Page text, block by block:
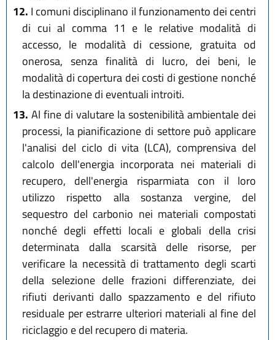
12. I comuni disciplinano il funzionamento dei centri
di cui al comma 11 e le relative modalità di
accesso, le modalità di cessione, gratuita od
onerosa, senza finalità di lucro, dei beni, le
modalità di copertura dei costi di gestione nonché
la destinazione di eventuali introiti.
13. Al fine di valutare la sostenibilità ambientale dei
processi, la pianificazione di settore può applicare
l'analisi del ciclo di vita (LCA), comprensiva del
calcolo dell'energia incorporata nei materiali di
recupero, dell'energia risparmiata con il loro
utilizzo rispetto alla sostanza vergine, del
sequestro del carbonio nei materiali compostati
nonché degli effetti locali e globali della crisi
determinata dalla scarsità delle risorse, per
verificare la necessità di trattamento degli scarti
della selezione delle frazioni differenziate, dei
rifiuti derivanti dallo spazzamento e del rifiuto
residuale per estrarre ulteriori materiali al fine del
riciclaggio e del recupero di materia.